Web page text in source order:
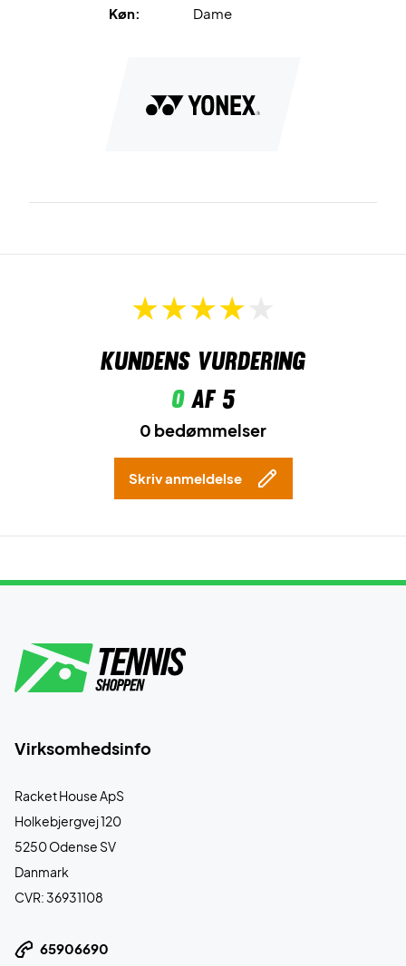
Køn: Dame
Kundens vurdering
0af 5
0 bedømmelser
Skriv anmeldelse
Virksomhedsinfo
Racket House ApS
Holkebjergvej 120
5250 Odense SV
Danmark
CVR: 36931108
65906690